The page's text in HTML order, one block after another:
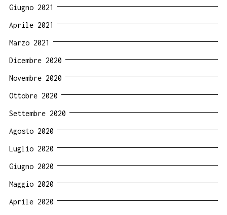
Giugno 2021
Aprile 2021
Marzo 2021
Dicembre 2020
Novembre 2020
Ottobre 2020
Settembre 2020
Agosto 2020
Luglio 2020
Giugno 2020
Maggio 2020
Aprile 2020